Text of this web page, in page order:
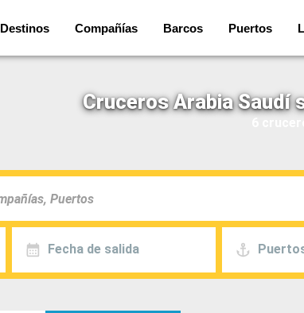
Destinos Compañías Barcos Puertos
Cruceros Arabia Saudí
Fecha de salida